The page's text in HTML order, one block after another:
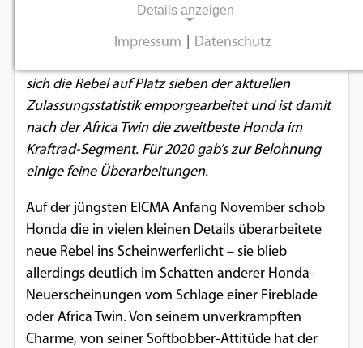
Sie ist weder ein Leistungsmonster, noch ein
Glamour-Girl, sie überzeugt vielmehr mit
sich die Rebel auf Platz sieben der aktuellen
Zulassungsstatistik emporgearbeitet und ist damit
nach der Africa Twin die zweitbeste Honda im
Kraftrad-Segment. Für 2020 gab’s zur Belohnung
einige feine Überarbeitungen.
Auf der jüngsten EICMA Anfang November schob
Honda die in vielen kleinen Details überarbeitete
neue Rebel ins Scheinwerferlicht – sie blieb
allerdings deutlich im Schatten anderer Honda-
Neuerscheinungen vom Schlage einer Fireblade
oder Africa Twin. Von seinem unverkrampften
Charme, von seiner Softbobber-Attitüde hat der
Details anzeigen
Notwendige Cookies ermöglichen
grundlegende Funktionen und sind für die
einwandfreie Funktion der Website
erforderlich.
Name:
cookie_consent
Zweck:
Dieser Cookie speichert die ausgewählten
Einverständnis-Optionen des Benutzers
Impressum Datenschutz